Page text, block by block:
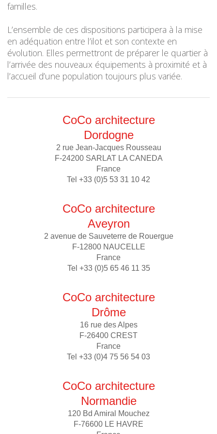
familles.
L’ensemble de ces dispositions participera à la mise
en adéquation entre l’ilot et son contexte en
évolution. Elles permettront de préparer le quartier à
l’arrivée des nouveaux équipements à proximité et à
l’accueil d’une population toujours plus variée.
CoCo architecture
Dordogne
2 rue Jean-Jacques Rousseau
F-24200 SARLAT LA CANEDA
France
Tel +33 (0)5 53 31 10 42
CoCo architecture
Aveyron
2 avenue de Sauveterre de Rouergue
F-12800 NAUCELLE
France
Tel +33 (0)5 65 46 11 35
CoCo architecture
Drôme
16 rue des Alpes
F-26400 CREST
France
Tel +33 (0)4 75 56 54 03
CoCo architecture
Normandie
120 Bd Amiral Mouchez
F-76600 LE HAVRE